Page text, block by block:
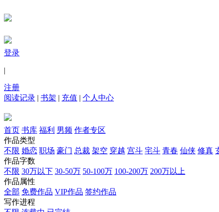
登录
|
注册
阅读记录 | 书架 | 充值 | 个人中心
首页 书库 福利 男频 作者专区
作品类型
不限 婚恋 职场 豪门 总裁 架空 穿越 宫斗 宅斗 青春 仙侠 修真
作品字数
不限 30万以下 30-50万 50-100万 100-200万 200万以上
作品属性
全部 免费作品 VIP作品 签约作品
写作进程